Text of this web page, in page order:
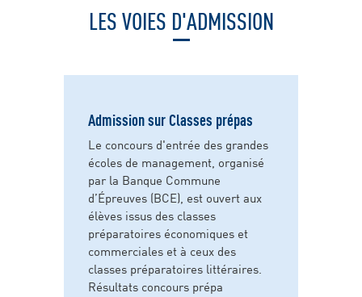
LES VOIES D'ADMISSION
Admission sur Classes prépas
Le concours d'entrée des grandes
écoles de management, organisé
par la Banque Commune
d’Épreuves (BCE), est ouvert aux
élèves issus des classes
préparatoires économiques et
commerciales et à ceux des
classes préparatoires littéraires.
Résultats concours prépa